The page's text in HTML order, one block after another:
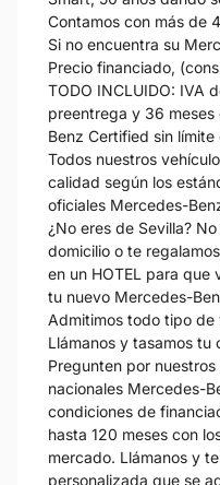
Contamos con más de
Si no encuentra su
Precio financiado,
TODO INCLUIDO: IVA
preentrega y 36
Benz Certified sin
Todos nuestros
calidad según los
oficiales Mercedes-
¿No eres de Sevilla?
domicilio o te
en un HOTEL para que
tu nuevo Mercedes-
Admitimos todo tipo de
Llámanos y tasamos tu
Pregunten por
nacionales Mercedes-
condiciones de
hasta 120 meses con
mercado. Llámanos y
personalizada que se